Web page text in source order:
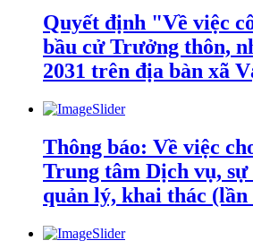
Quyết định "Về việc
bầu cử Trưởng thôn,
2031 trên địa bàn xã
Thông báo: Về việc
Trung tâm Dịch vụ, sự
quản lý, khai thác (lần